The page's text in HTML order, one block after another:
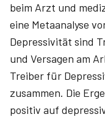
beim Arzt und
eine Metaanalyse
Depressivität sind
und Versagen am
Treiber für
zusammen. Die
positiv auf